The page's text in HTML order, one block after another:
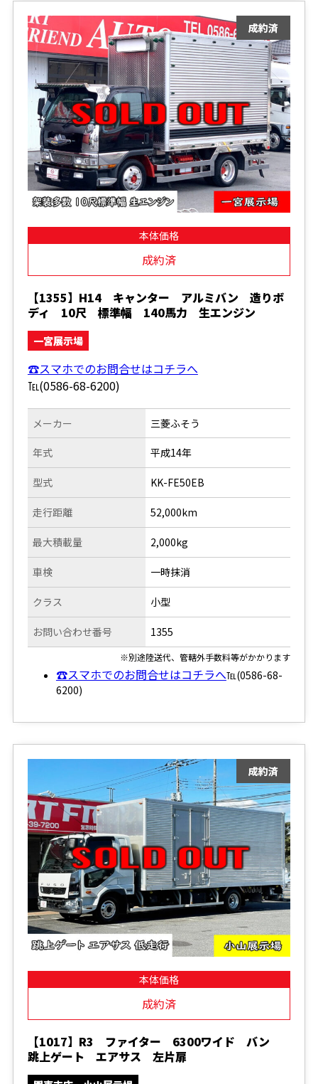
本体価格
成約済
【1355】H14 キャンター アルミバン 造りボ
ディ 10尺 標準幅 140馬力 生エンジン
一宮展示場
☎スマホでのお問合せはコチラへ
℡(0586-68-6200)
メーカー
年式
型式
走行距離
三菱ふそう
平成14年
KK-FE50EB
52,000km
最大積載量
車検
クラス
お問い合わせ番号
2,000kg
一時抹消
小型
1355
※別途陸送代、管轄外手数料等がかかります
☎スマホでのお問合せはコチラへ℡(0586-68-
6200)
本体価格
成約済
【1017】R3 ファイター 6300ワイド バン
跳上ゲート エアサス 左片扉